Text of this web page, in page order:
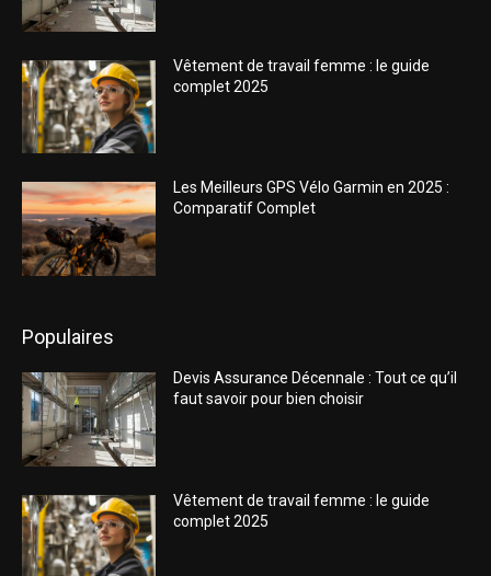
Vêtement de travail femme : le guide
complet 2025
Les Meilleurs GPS Vélo Garmin en 2025 :
Comparatif Complet
Populaires
Devis Assurance Décennale : Tout ce qu’il
faut savoir pour bien choisir
Vêtement de travail femme : le guide
complet 2025